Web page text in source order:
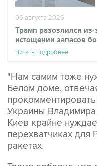
06 августа 2026
Трамп разозлился
истощении запасов
Читать подробнее
"Нам самим тоже
Белом доме,
Украины Владимира
Киев крайне
перехватчиках для
ракетах.